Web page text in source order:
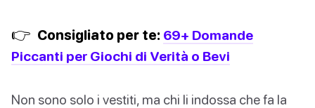
👉 Consigliato per te: 69+ Domande
Piccanti per Giochi di Verità o Bevi
Non sono solo i vestiti, ma chi li indossa che fa la